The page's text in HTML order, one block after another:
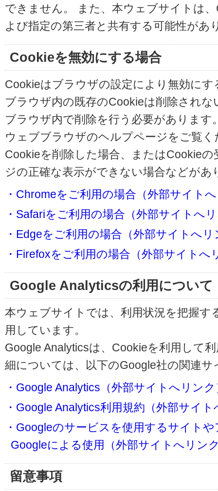
できません。 また、本ウェブサイトは
よび指定の第三者と共有する可能性があ
Cookieを無効にする場合
Cookieはブラウザの設定により無効に
ブラウザ内の既存のCookieは削除され
ブラウザ内で削除を行う必要があります
ウェブブラウザのヘルプページをご覧く
Cookieを削除した場合、またはCookie
ジの正確な表示ができない場合などが
・Chromeをご利用の場合（外部サイト
・Safariをご利用の場合（外部サイトへ
・Edgeをご利用の場合（外部サイトへリ
・Firefoxをご利用の場合（外部サイトへ
Google Analyticsの利用について
本ウェブサイトでは、利用状況を把握す
用しています。
Google Analyticsは、Cookieを利用して
細については、以下のGoogle社の関連
・Google Analytics（外部サイトへリンク
・Google Analytics利用規約（外部サイ
・Googleのサービスを使用するサイト
Googleによる使用（外部サイトへリン
留意事項